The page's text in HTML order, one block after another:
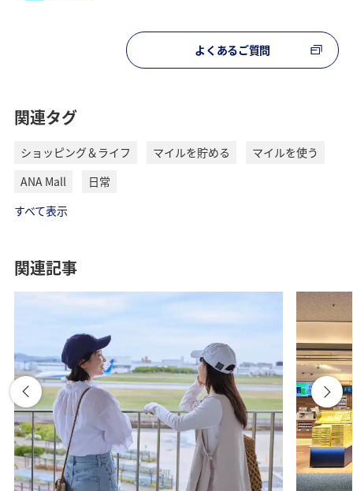
よくあるご質問
関連タグ
ショッピング＆ライフ マイルを貯める
マイルを使う
ANA Mall
日常
すべて表示
関連記事